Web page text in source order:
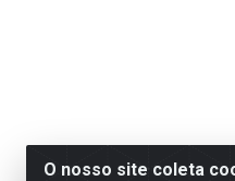
O nosso site coleta